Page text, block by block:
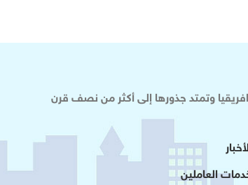
وتمتد جذورها إلى أكثر من نصف قرن
العاملين